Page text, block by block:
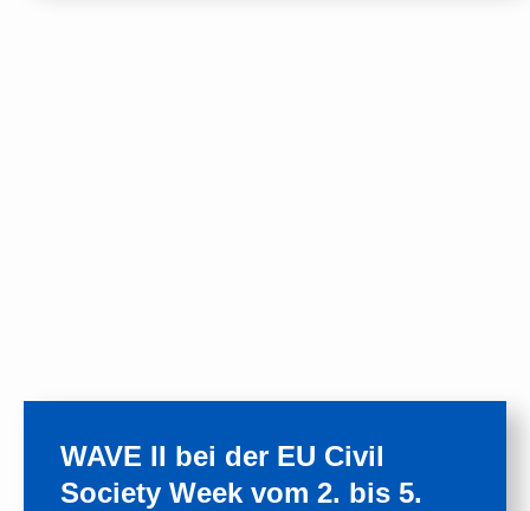
WAVE II bei der EU Civil
Society Week vom 2. bis 5.